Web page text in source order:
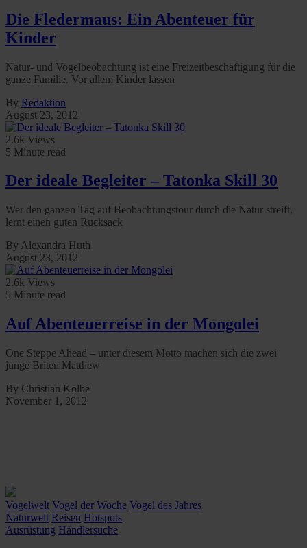
Die Fledermaus: Ein Abenteuer für
Kinder
Natur- und Vogelbeobachtung ist eine Freizeitbeschäftigung für die
ganze Familie. Vor allem Kinder lassen
By Redaktion
August 23, 2012
2.6k Views
5 Minute read
Der ideale Begleiter – Tatonka Skill 30
Wer den ganzen Tag auf Beobachtungstour durch die Natur streift,
lernt einen guten Rucksack
By Alexandra Huth
August 23, 2012
2.6k Views
5 Minute read
Auf Abenteuerreise in der Mongolei
One Steppe Ahead – unter diesem Motto machen sich die zwei
junge Briten Matthew
By Christian Kolbe
November 1, 2012
Vogelwelt Vogel der Woche Vogel des Jahres
Naturwelt Reisen Hotspots
Ausrüstung Händlersuche